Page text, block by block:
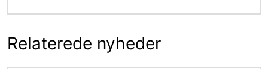
Relaterede nyheder